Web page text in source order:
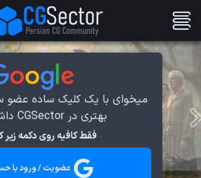
میخوای با یک کلیک ساده عضو
بهتری در CGSector داشته باشی؟
فقط کافیه روی دکمه زیر
عضویت / ورود با